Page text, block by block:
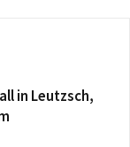
in Leutzsch,